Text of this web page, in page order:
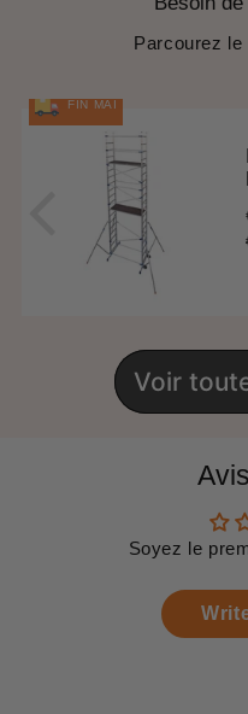
Parcourez le
FIN MAI
Voir
Soyez le